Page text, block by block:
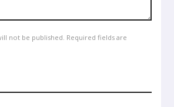
not be published. Required fields are